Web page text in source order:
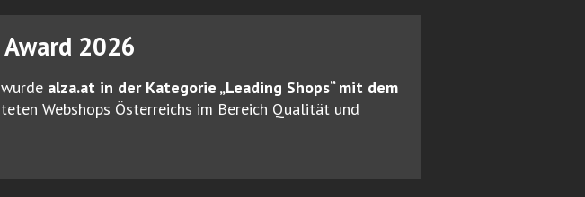
2026
wurde alza.at in der Kategorie „Leading Shops“ mit dem
Webshops Österreichs im Bereich Qualität und